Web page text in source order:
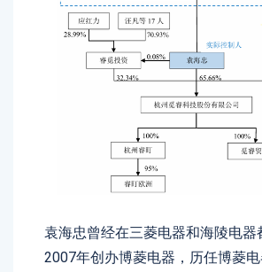
袁海忠曾经在三菱电器和海陵电器
2007年创办博菱电器，历任博菱